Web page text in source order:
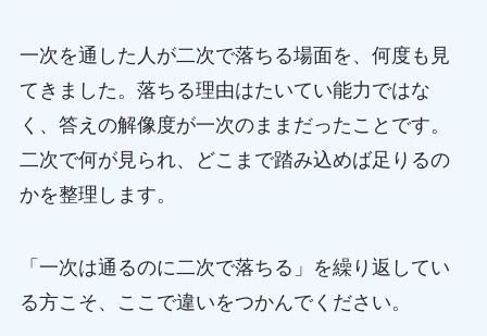
一次を通した人が二次で落ちる場面を、何度も見
てきました。落ちる理由はたいてい能力ではな
く、答えの解像度が一次のままだったことです。
二次で何が見られ、どこまで踏み込めば足りるの
かを整理します。
「一次は通るのに二次で落ちる」を繰り返してい
る方こそ、ここで違いをつかんでください。